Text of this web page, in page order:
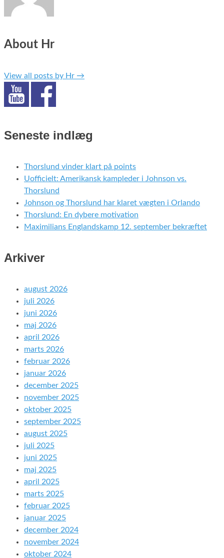
About Hr
View all posts by Hr →
Seneste indlæg
Thorslund vinder klart på points
Uofficielt: Amerikansk kampleder i Johnson vs.
Thorslund
Johnson og Thorslund har klaret vægten i Orlando
Thorslund: En dybere motivation
Maximilians Englandskamp 12. september bekræftet
Arkiver
august 2026
juli 2026
juni 2026
maj 2026
april 2026
marts 2026
februar 2026
januar 2026
december 2025
november 2025
oktober 2025
september 2025
august 2025
juli 2025
juni 2025
maj 2025
april 2025
marts 2025
februar 2025
januar 2025
december 2024
november 2024
oktober 2024